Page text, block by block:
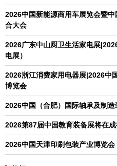
2026中国新能源商用车展览会暨
合大会
2026广东中山厨卫生活家电展
电展）
2026浙江消费家用电器展|2026中
博览会
2026中国（合肥）国际轴承及制造
2026第87届中国教育装备展将在
2026中国天津印刷包装产业博览会